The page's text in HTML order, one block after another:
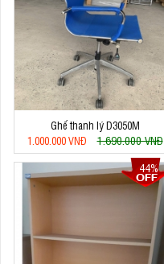
Ghế thanh lý D3050M
1.000.000 VNĐ
1.690.000 VNĐ
44%